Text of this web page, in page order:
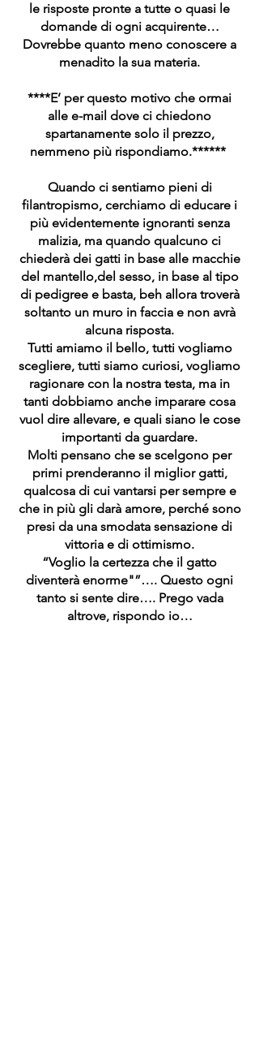
le risposte pronte a tutte o quasi le
domande di ogni acquirente…
Dovrebbe quanto meno conoscere a
menadito la sua materia.
****E’ per questo motivo che ormai
alle e-mail dove ci chiedono
spartanamente solo il prezzo,
nemmeno più rispondiamo.******
Quando ci sentiamo pieni di
filantropismo, cerchiamo di educare i
più evidentemente ignoranti senza
malizia, ma quando qualcuno ci
chiederà dei gatti in base alle macchie
del mantello,del sesso, in base al tipo
di pedigree e basta, beh allora troverà
soltanto un muro in faccia e non avrà
alcuna risposta.
Tutti amiamo il bello, tutti vogliamo
scegliere, tutti siamo curiosi, vogliamo
ragionare con la nostra testa, ma in
tanti dobbiamo anche imparare cosa
vuol dire allevare, e quali siano le cose
importanti da guardare.
Molti pensano che se scelgono per
primi prenderanno il miglior gatti,
qualcosa di cui vantarsi per sempre e
che in più gli darà amore, perché sono
presi da una smodata sensazione di
vittoria e di ottimismo.
“Voglio la certezza che il gatto
diventerà enorme"”…. Questo ogni
tanto si sente dire…. Prego vada
altrove, rispondo io…